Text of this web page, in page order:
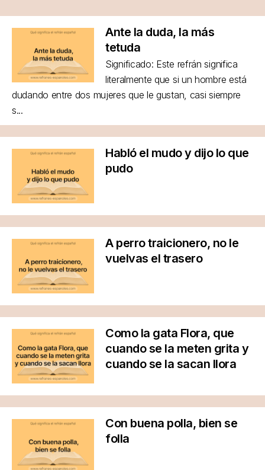
Ante la duda, la más
tetuda
Significado: Este refrán significa
literalmente que si un hombre está
dudando entre dos mujeres que le gustan, casi siempre
s...
Habló el mudo y dijo lo que
pudo
A perro traicionero, no le
vuelvas el trasero
Como la gata Flora, que
cuando se la meten grita y
cuando se la sacan llora
Con buena polla, bien se
folla